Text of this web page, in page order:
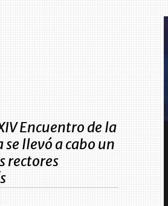
Encuentro de la
llevó a cabo un
rectores